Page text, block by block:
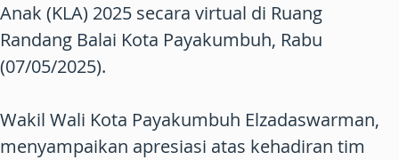
Anak (KLA) 2025 secara virtual di Ruang
Randang Balai Kota Payakumbuh, Rabu
(07/05/2025).
Wakil Wali Kota Payakumbuh Elzadaswarman,
menyampaikan apresiasi atas kehadiran tim